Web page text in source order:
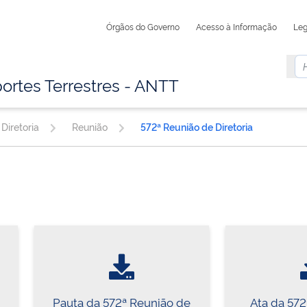
Órgãos do Governo Acesso à Informação
Terrestres - ANTT
Reunião 572ª Reunião de Diretoria
Pauta da 572ª Reunião de Ata da